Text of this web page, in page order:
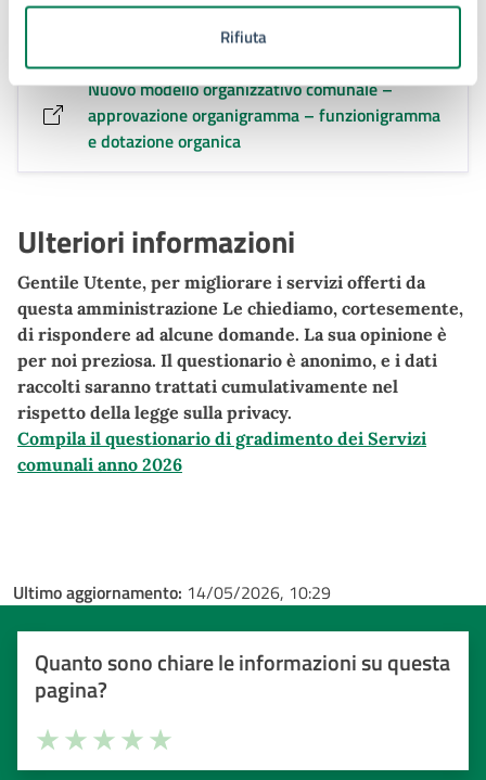
Rifiuta
01/03/2022: Modifica ed integrazione.
Nuovo modello organizzativo comunale –
approvazione organigramma – funzionigramma
e dotazione organica
Ulteriori informazioni
Gentile Utente, per migliorare i servizi offerti da
questa amministrazione Le chiediamo, cortesemente,
di rispondere ad alcune domande. La sua opinione è
per noi preziosa. Il questionario è anonimo, e i dati
raccolti saranno trattati cumulativamente nel
rispetto della legge sulla privacy.
Compila il questionario di gradimento dei Servizi
comunali anno 2026
Ultimo aggiornamento: 14/05/2026, 10:29
Quanto sono chiare le informazioni su questa
pagina?
Valuta la chiarezza delle informazioni (da 1 a 5 stelle)
Seleziona il numero di stelle per valutare la chiarezza delle
Valuta 5 stelle su 5
Valuta 4 stelle su 5
Valuta 3 stelle su 5
Valuta 2 stelle su 5
Valuta 1 stelle su 5